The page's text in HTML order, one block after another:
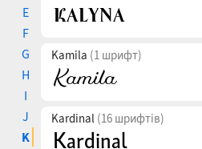
E
F
G
H
I
J
K
Kamila (1 шрифт)
Kardinal (16 шрифтів)